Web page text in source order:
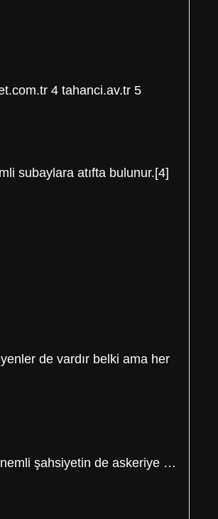
4 tahanci.av.tr 5
subaylara atıfta bulunur.[4]
de vardır belki ama her
şahsiyetin de askeriye …